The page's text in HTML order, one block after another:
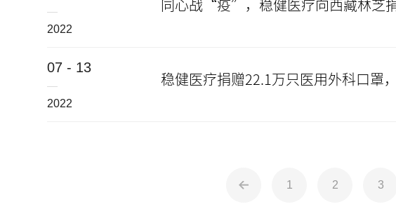
同心战“疫”，稳健医疗向西藏林芝
2022
稳健医疗捐赠22.1万只医用外科口罩
07 - 13
2022
1 2 3